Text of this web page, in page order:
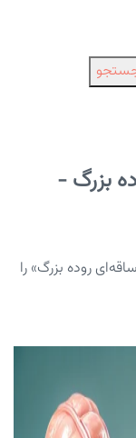
بزرگ -
روده بزرگ» را